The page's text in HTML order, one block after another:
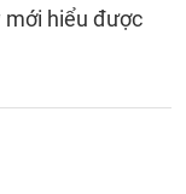
mới hiểu được